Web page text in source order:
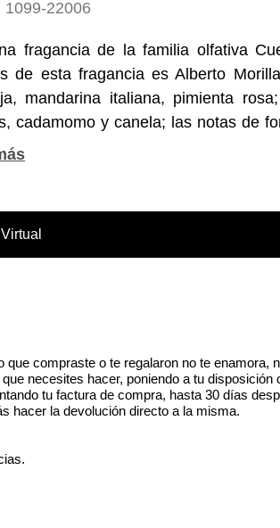
1099-22006
fragancia de la familia olfativa
de esta fragancia es Alberto
mandarina italiana, pimienta
cadamomo y canela; las notas de
tostado, pachulí y cuero.
compraste o te regalaron no te enamora,
necesites hacer, poniendo a tu disposición
tu factura de compra, hasta 30 días
hacer la devolución directo a la misma.